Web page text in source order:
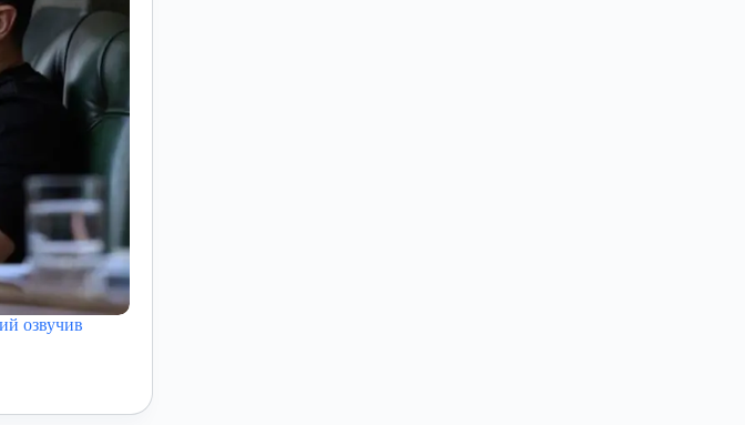
озвучив